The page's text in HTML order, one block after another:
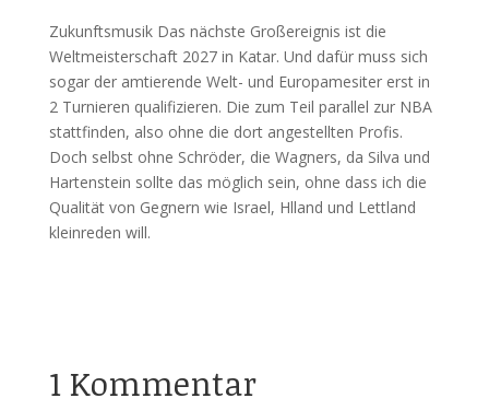
Zukunftsmusik Das nächste Großereignis ist die
Weltmeisterschaft 2027 in Katar. Und dafür muss sich
sogar der amtierende Welt- und Europamesiter erst in
2 Turnieren qualifizieren. Die zum Teil parallel zur NBA
stattfinden, also ohne die dort angestellten Profis.
Doch selbst ohne Schröder, die Wagners, da Silva und
Hartenstein sollte das möglich sein, ohne dass ich die
Qualität von Gegnern wie Israel, Hlland und Lettland
kleinreden will.
1 Kommentar